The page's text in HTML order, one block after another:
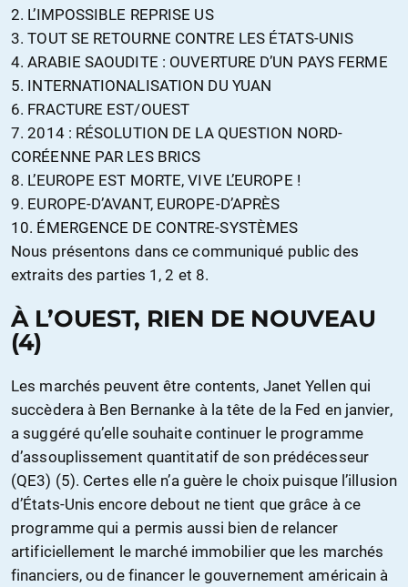
2. L’IMPOSSIBLE REPRISE US
3. TOUT SE RETOURNE CONTRE LES ÉTATS-UNIS
4. ARABIE SAOUDITE : OUVERTURE D’UN PAYS FERME
5. INTERNATIONALISATION DU YUAN
6. FRACTURE EST/OUEST
7. 2014 : RÉSOLUTION DE LA QUESTION NORD-
CORÉENNE PAR LES BRICS
8. L’EUROPE EST MORTE, VIVE L’EUROPE !
9. EUROPE-D’AVANT, EUROPE-D’APRÈS
10. ÉMERGENCE DE CONTRE-SYSTÈMES
Nous présentons dans ce communiqué public des
extraits des parties 1, 2 et 8.
À L’OUEST, RIEN DE NOUVEAU
(4)
Les marchés peuvent être contents, Janet Yellen qui
succèdera à Ben Bernanke à la tête de la Fed en janvier,
a suggéré qu’elle souhaite continuer le programme
d’assouplissement quantitatif de son prédécesseur
(QE3) (5). Certes elle n’a guère le choix puisque l’illusion
d’États-Unis encore debout ne tient que grâce à ce
programme qui a permis aussi bien de relancer
artificiellement le marché immobilier que les marchés
financiers, ou de financer le gouvernement américain à